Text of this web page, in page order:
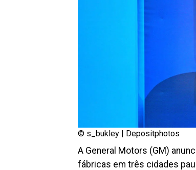
© s_bukley | Depositphotos
A General Motors (GM)
fábricas em três cidades